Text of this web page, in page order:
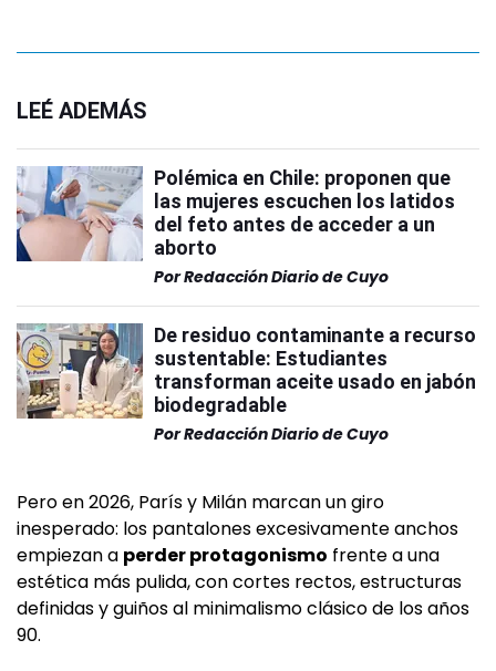
LEÉ ADEMÁS
Polémica en Chile: proponen que
las mujeres escuchen los latidos
del feto antes de acceder a un
aborto
PorRedacción Diario de Cuyo
De residuo contaminante a recurso
sustentable: Estudiantes
transforman aceite usado en jabón
biodegradable
PorRedacción Diario de Cuyo
Pero en 2026, París y Milán marcan un giro
inesperado: los pantalones excesivamente anchos
empiezan a perder protagonismo frente a una
estética más pulida, con cortes rectos, estructuras
definidas y guiños al minimalismo clásico de los años
90.